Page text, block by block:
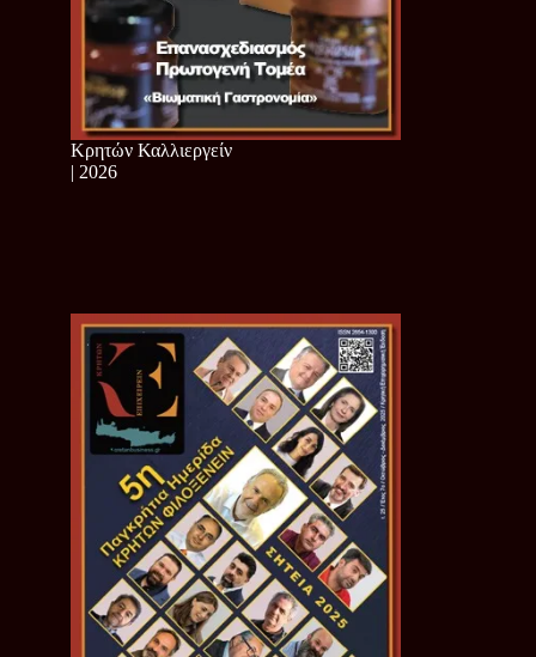
Κρητών Καλλιεργείν
| 2026